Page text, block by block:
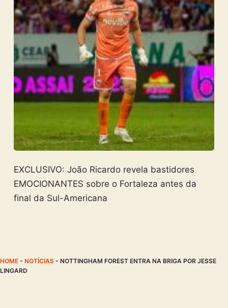
EXCLUSIVO: João Ricardo revela bastidores
EMOCIONANTES sobre o Fortaleza antes da
final da Sul-Americana
HOME - NOTÍCIAS - NOTTINGHAM FOREST ENTRA NA BRIGA POR JESSE
LINGARD